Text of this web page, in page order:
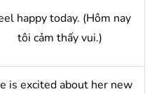
happy today. (Hôm nay
tôi cảm thấy vui.)
is excited about her new